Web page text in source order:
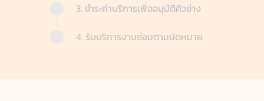
3. ชำระค่าบริการเพื่ออนุมัติคิวช่าง
4. รับบริการงานซ่อมตามนัดหมาย